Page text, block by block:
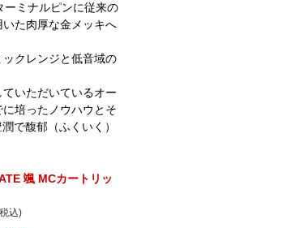
ーミナルピンに従来の
た肉厚な金メッキへ
クレンジと低音域の
いただいているオー
培ったノウハウとそ
で馥郁（ふくいく）
颯 MCカートリッ
込)